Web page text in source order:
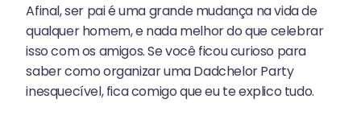
Afinal, ser pai é uma grande mudança na vida de
qualquer homem, e nada melhor do que celebrar
isso com os amigos. Se você ficou curioso para
saber como organizar uma Dadchelor Party
inesquecível, fica comigo que eu te explico tudo.